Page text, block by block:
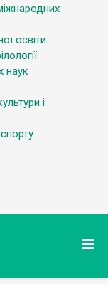
освіти
наук
і